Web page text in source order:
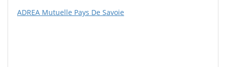
ADREA Mutuelle Pays De Savoie